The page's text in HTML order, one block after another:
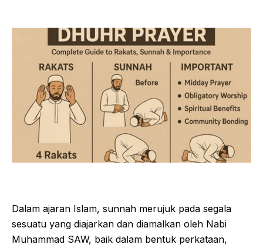
Dalam ajaran Islam, sunnah merujuk pada segala
sesuatu yang diajarkan dan diamalkan oleh Nabi
Muhammad SAW, baik dalam bentuk perkataan,